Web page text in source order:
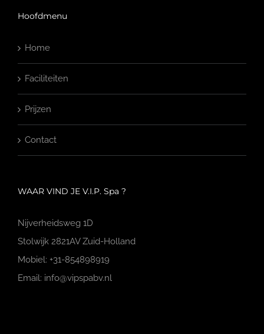
Hoofdmenu
Home
Faciliteiten
Prijzen
Contact
WAAR VIND JE V.I.P. Spa ?
Nijverheidsweg 1D
Stolwijk 2821AV Zuid-Holland
Mobiel: +31-854898919
Email: info@vipspabv.nl